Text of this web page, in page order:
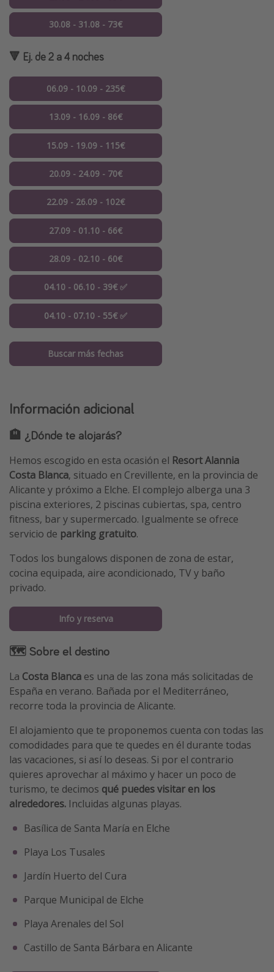
30.08 - 31.08 - 73€
🔻 Ej. de 2 a 4 noches
06.09 - 10.09 - 235€
13.09 - 16.09 - 86€
15.09 - 19.09 - 115€
20.09 - 24.09 - 70€
22.09 - 26.09 - 102€
27.09 - 01.10 - 66€
28.09 - 02.10 - 60€
04.10 - 06.10 - 39€ ✅
04.10 - 07.10 - 55€ ✅
Buscar más fechas
Información adicional
🏨 ¿Dónde te alojarás?
Hemos escogido en esta ocasión el Resort Alannia
Costa Blanca, situado en Crevillente, en la provincia de
Alicante y próximo a Elche. El complejo alberga una 3
piscina exteriores, 2 piscinas cubiertas, spa, centro
fitness, bar y supermercado. Igualmente se ofrece
servicio de parking gratuito.
Todos los bungalows disponen de zona de estar,
cocina equipada, aire acondicionado, TV y baño
privado.
Info y reserva
🗺 Sobre el destino
La Costa Blanca es una de las zona más solicitadas de
España en verano. Bañada por el Mediterráneo,
recorre toda la provincia de Alicante.
El alojamiento que te proponemos cuenta con todas las
comodidades para que te quedes en él durante todas
las vacaciones, si así lo deseas. Si por el contrario
quieres aprovechar al máximo y hacer un poco de
turismo, te decimos qué puedes visitar en los
alrededores. Incluidas algunas playas.
Basílica de Santa María en Elche
Playa Los Tusales
Jardín Huerto del Cura
Parque Municipal de Elche
Playa Arenales del Sol
Castillo de Santa Bárbara en Alicante